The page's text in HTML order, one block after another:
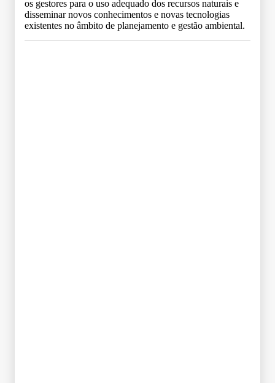
os gestores para o uso adequado dos recursos naturais e
disseminar novos conhecimentos e novas tecnologias
existentes no âmbito de planejamento e gestão ambiental.